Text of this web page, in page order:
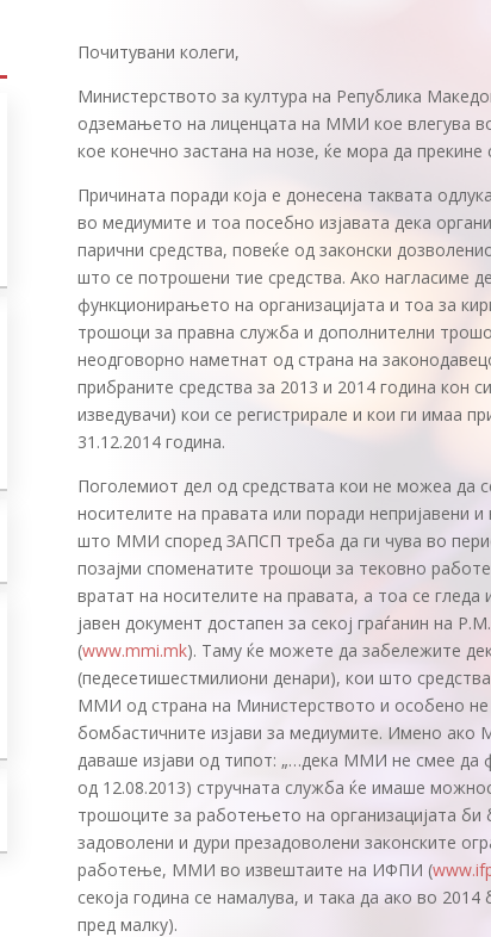
Почитувани колеги,
Министерството за култура на Република
одземањето на лиценцата на ММИ кое влегува
кое конечно застана на нозе, ќе мора да прекине
Причината поради која е донесена таквата
во медиумите и тоа посебно изјавата дека
парични средства, повеќе од законски
што се потрошени тие средства. Ако нагласиме
функционирањето на организацијата и тоа за
трошоци за правна служба и дополнителни
неодговорно наметнат од страна на
прибраните средства за 2013 и 2014 година кон
изведувачи) кои се регистрирале и кои ги имаа
31.12.2014 година.
Поголемиот дел од средствата кои не можеа да
носителите на правата или поради непријавени
што ММИ според ЗАПСП треба да ги чува во
позајми споменатите трошоци за тековно
вратат на носителите на правата, а тоа се
јавен документ достапен за секој граѓанин на
(www.mmi.mk). Таму ќе можете да забележите
(педесетишестмилиони денари), кои што
ММИ од страна на Министерството и особено
бомбастичните изјави за медиумите. Имено ако
даваше изјави од типот: „…дека ММИ не смее да
од 12.08.2013) стручната служба ќе имаше
трошоците за работењето на организацијата би
задоволени и дури презадоволени законските
работење, ММИ во извештаите на ИФПИ (
секоја година се намалува, и така да ако во
пред малку).